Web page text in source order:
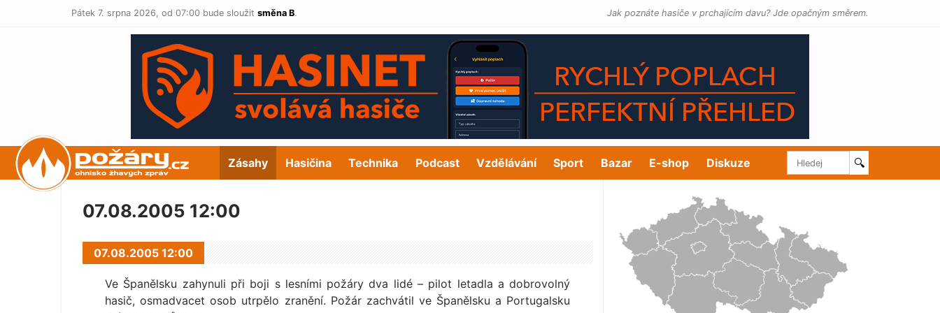
Pátek 7. srpna 2026, od 07:00 bude sloužit směna B. Jak poznáte hasiče v prchajícím davu? Jde opačným směrem.
POŽÁRY.cz Zásahy Hasičina Technika Podcast Vzdělávání Sport Bazar E-shop Diskuze 🔍
07.08.2005 12:00
07.08.2005 12:00
Ve Španělsku zahynuli při boji s lesními požáry dva lidé – pilot letadla a dobrovolný
hasič, osmadvacet osob utrpělo zranění. Požár zachvátil ve Španělsku a Portugalsku